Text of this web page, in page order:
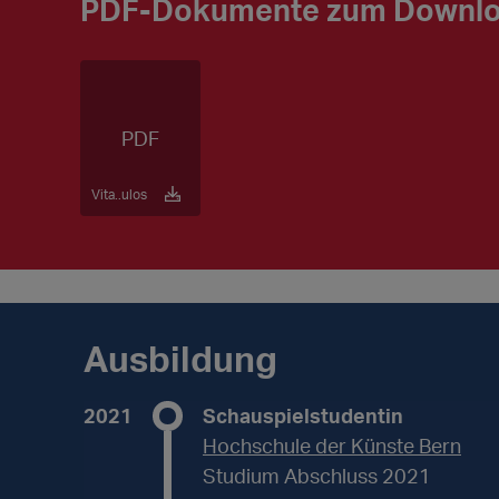
PDF-Dokumente zum
Vita..ulos
Ausbildung
2021
Schauspielstudentin
Hochschule der Künste Bern
Studium Abschluss 2021